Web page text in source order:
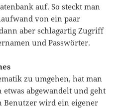
auf. So steckt man
von ein paar
aber schlagartig Zugriff
und Passwörter.
zu umgehen, hat man
etwas abgewandelt und geht
Benutzer wird ein eigener